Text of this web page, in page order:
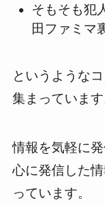
そもそも犯
田ファミマ
というような
集まっています
情報を気軽に
心に発信した
っています。